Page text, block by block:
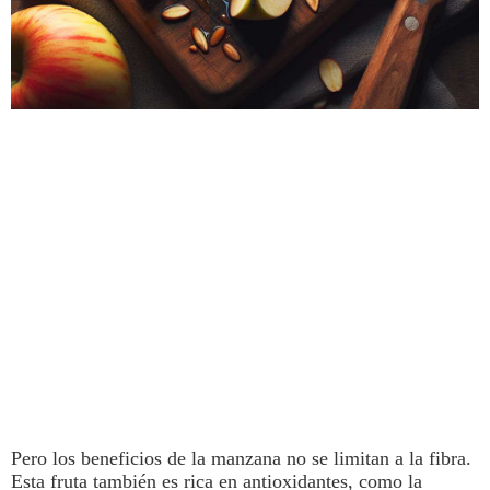
Pero los beneficios de la manzana no se limitan a la fibra.
Esta fruta también es rica en antioxidantes, como la